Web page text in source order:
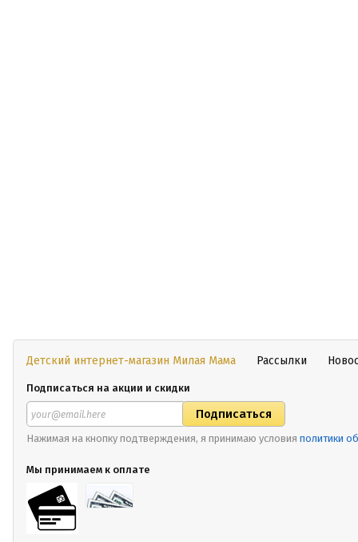
Детский интернет-магазин Милая Мама Рассылки
Подписаться на акции и скидки
Нажимая на кнопку подтверждения, я принимаю условия политики
Мы принимаем к оплате